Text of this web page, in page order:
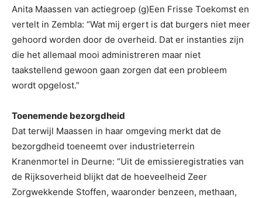
Anita Maassen van actiegroep (g)Een Frisse Toekomst en
vertelt in Zembla: “Wat mij ergert is dat burgers niet meer
gehoord worden door de overheid. Dat er instanties zijn
die het allemaal mooi administreren maar niet
taakstellend gewoon gaan zorgen dat een probleem
wordt opgelost.”
Toenemende bezorgdheid
Dat terwijl Maassen in haar omgeving merkt dat de
bezorgdheid toeneemt over industrieterrein
Kranenmortel in Deurne: “Uit de emissieregistraties van
de Rijksoverheid blijkt dat de hoeveelheid Zeer
Zorgwekkende Stoffen, waaronder benzeen, methaan,